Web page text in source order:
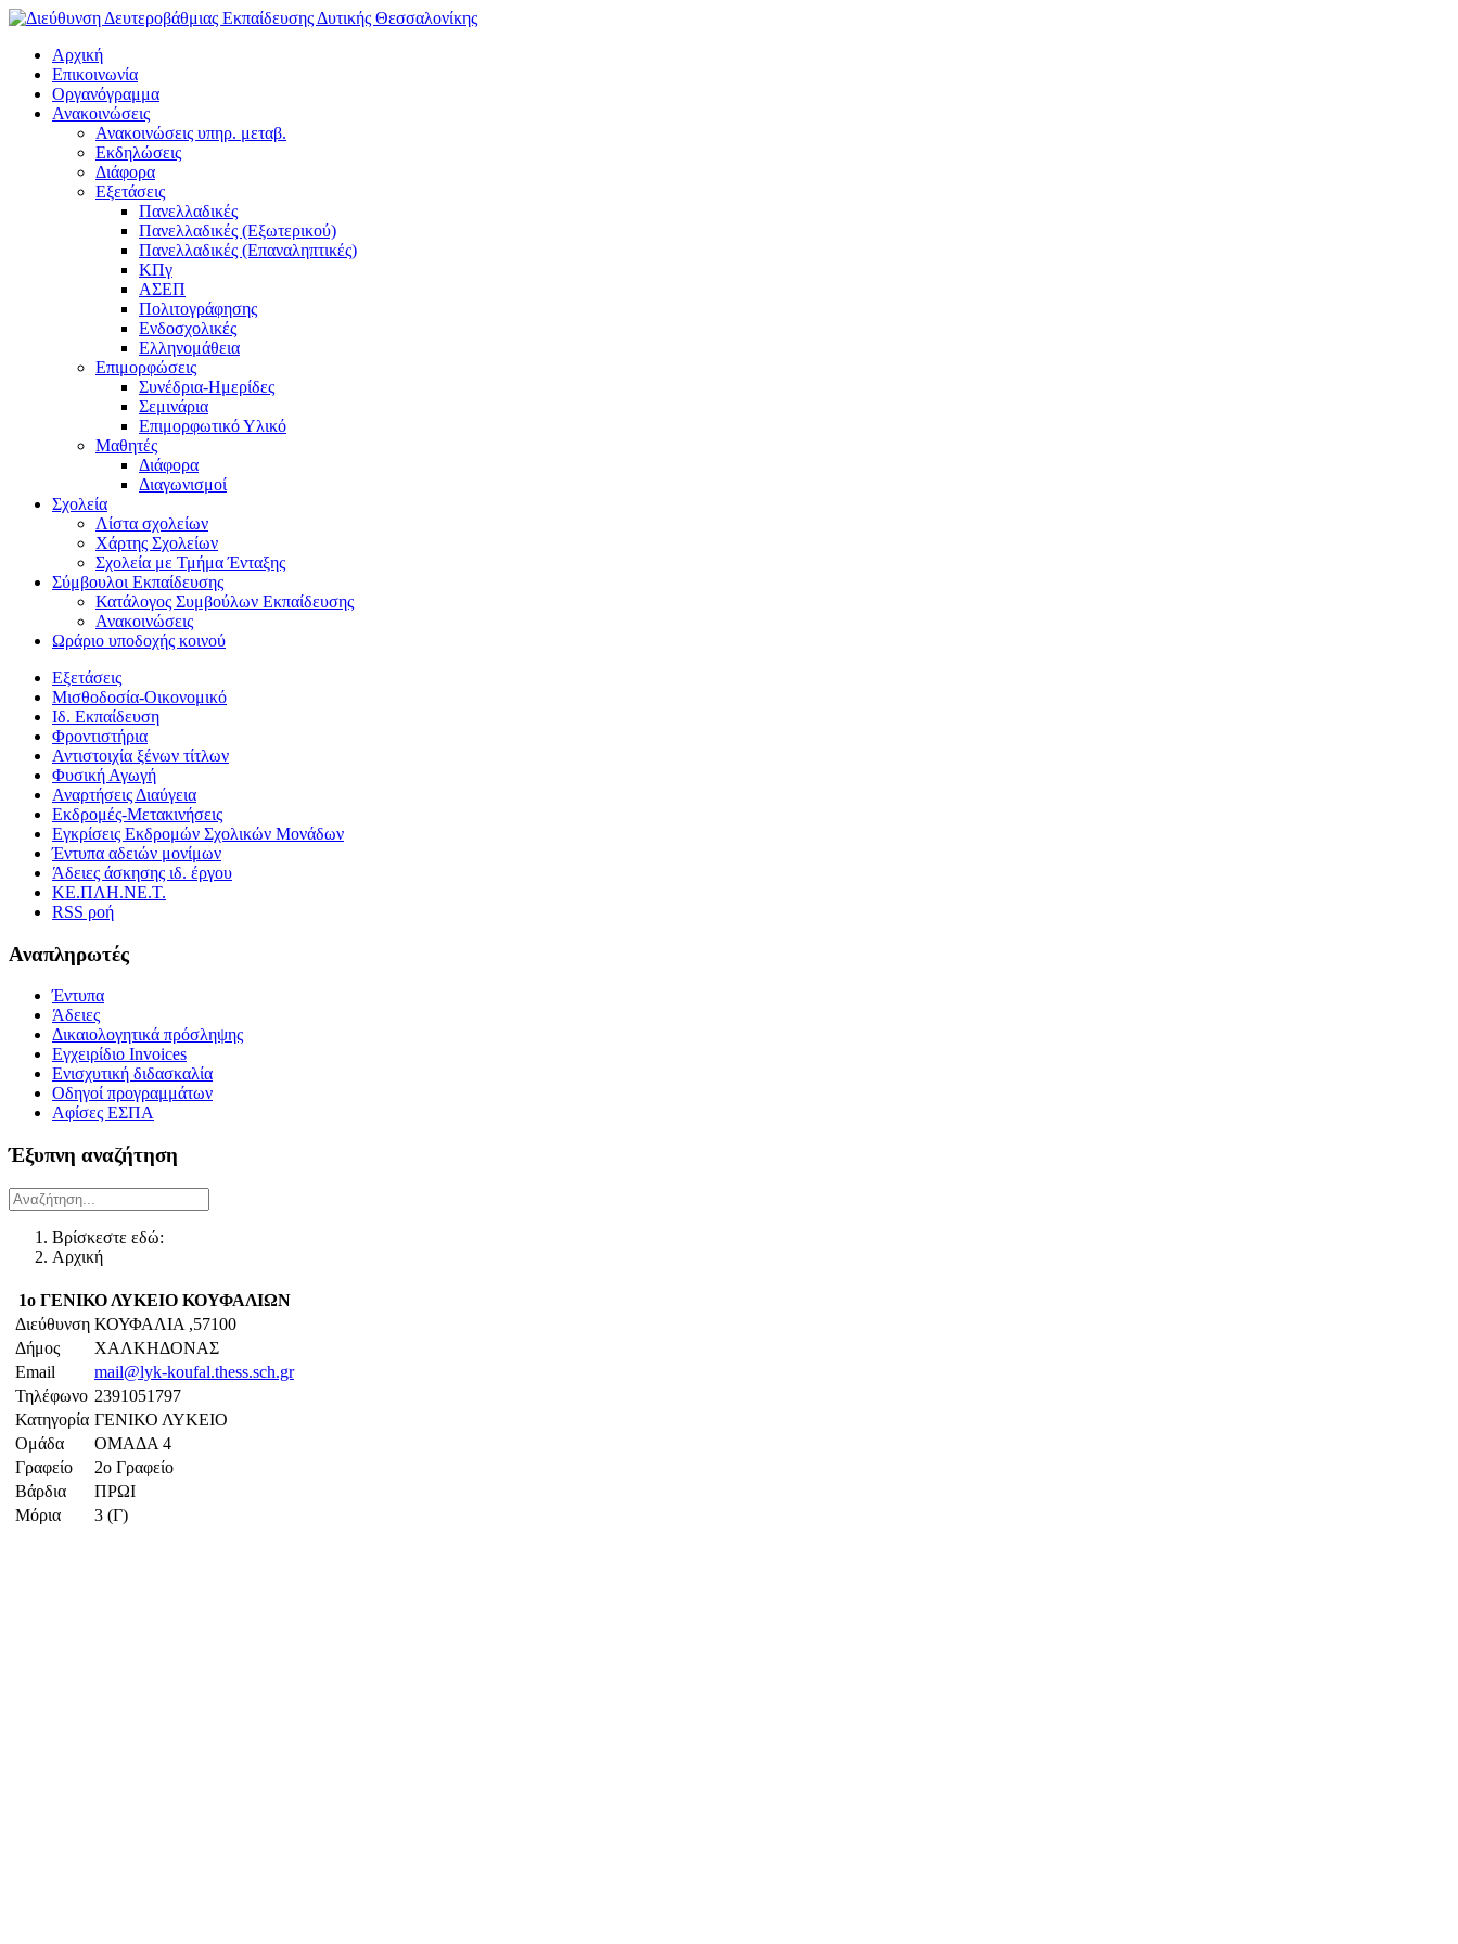
Αρχική
Επικοινωνία
Οργανόγραμμα
Ανακοινώσεις
Ανακοινώσεις υπηρ. μεταβ.
Εκδηλώσεις
Διάφορα
Εξετάσεις
Πανελλαδικές
Πανελλαδικές (Εξωτερικού)
Πανελλαδικές (Επαναληπτικές)
ΚΠγ
ΑΣΕΠ
Πολιτογράφησης
Ενδοσχολικές
Ελληνομάθεια
Επιμορφώσεις
Συνέδρια-Ημερίδες
Σεμινάρια
Επιμορφωτικό Υλικό
Μαθητές
Διάφορα
Διαγωνισμοί
Σχολεία
Λίστα σχολείων
Χάρτης Σχολείων
Σχολεία με Τμήμα Ένταξης
Σύμβουλοι Εκπαίδευσης
Κατάλογος Συμβούλων Εκπαίδευσης
Ανακοινώσεις
Ωράριο υποδοχής κοινού
Εξετάσεις
Μισθοδοσία-Οικονομικό
Ιδ. Εκπαίδευση
Φροντιστήρια
Αντιστοιχία ξένων τίτλων
Φυσική Αγωγή
Αναρτήσεις Διαύγεια
Εκδρομές-Μετακινήσεις
Εγκρίσεις Εκδρομών Σχολικών Μονάδων
Έντυπα αδειών μονίμων
Άδειες άσκησης ιδ. έργου
ΚΕ.ΠΛΗ.ΝΕ.Τ.
RSS ροή
Αναπληρωτές
Έντυπα
Άδειες
Δικαιολογητικά πρόσληψης
Εγχειρίδιο Invoices
Ενισχυτική διδασκαλία
Οδηγοί προγραμμάτων
Αφίσες ΕΣΠΑ
Έξυπνη αναζήτηση
Βρίσκεστε εδώ:
Αρχική
1ο ΓΕΝΙΚΟ ΛΥΚΕΙΟ ΚΟΥΦΑΛΙΩΝ
Διεύθυνση ΚΟΥΦΑΛΙΑ ,57100
Δήμος
ΧΑΛΚΗΔΟΝΑΣ
Email
mail@lyk-koufal.thess.sch.gr
Τηλέφωνο 2391051797
Κατηγορία ΓΕΝΙΚΟ ΛΥΚΕΙΟ
Ομάδα
ΟΜΑΔΑ 4
Γραφείο
2ο Γραφείο
Βάρδια
ΠΡΩΙ
Μόρια
3 (Γ)